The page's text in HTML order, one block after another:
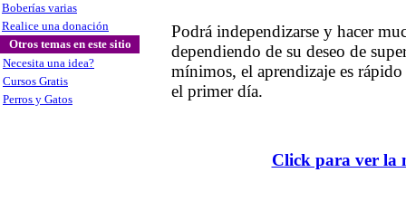
Boberías varias
Realice una donación
Otros temas en este sitio
Necesita una idea?
Cursos Gratis
Perros y Gatos
Podrá independizarse y hacer
dependiendo de su deseo de
mínimos, el aprendizaje es
el primer día.
Click para ver la